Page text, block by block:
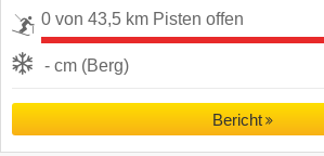
0 von 43,5 km Pisten offen
- cm (Berg)
Bericht